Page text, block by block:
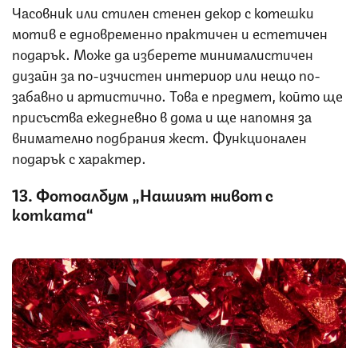
Часовник или стилен стенен декор с котешки
мотив е едновременно практичен и естетичен
подарък. Може да изберете минималистичен
дизайн за по-изчистен интериор или нещо по-
забавно и артистично. Това е предмет, който ще
присъства ежедневно в дома и ще напомня за
внимателно подбрания жест. Функционален
подарък с характер.
13. Фотоалбум „Нашият живот с
котката“